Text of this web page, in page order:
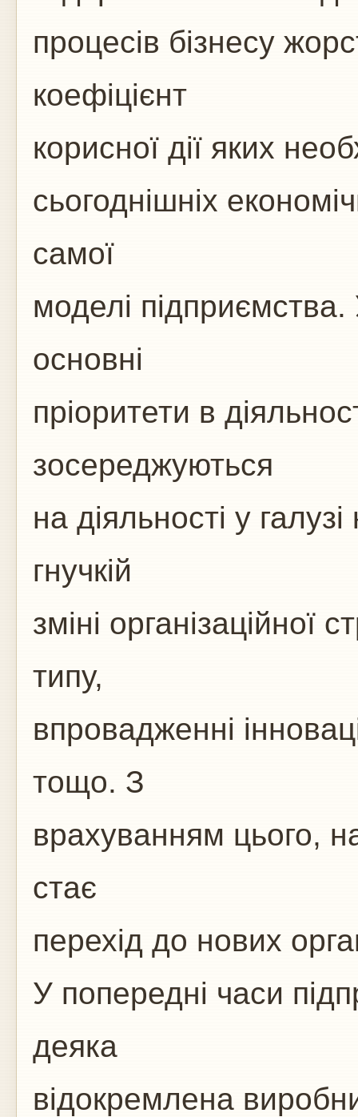
процесів бізнесу
коефіцієнт
корисної дії яких
сьогоднішніх
самої
моделі
основні
пріоритети в
зосереджуються
на діяльності у
гнучкій
зміні організаційної
типу,
впровадженні
тощо. З
врахуванням цього,
стає
перехід до нових
У попередні часи
деяка
відокремлена